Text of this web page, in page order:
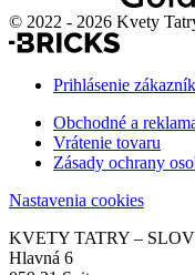
© 2022 - 2026 Kvety
Prihlásenie
Obchodné a
Vrátenie tovaru
Zásady ochrany
Nastavenia cookies
KVETY TATRY –
Hlavná 6